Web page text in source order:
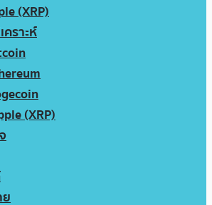
(XRP)
คราะห์
(XRP)
ย